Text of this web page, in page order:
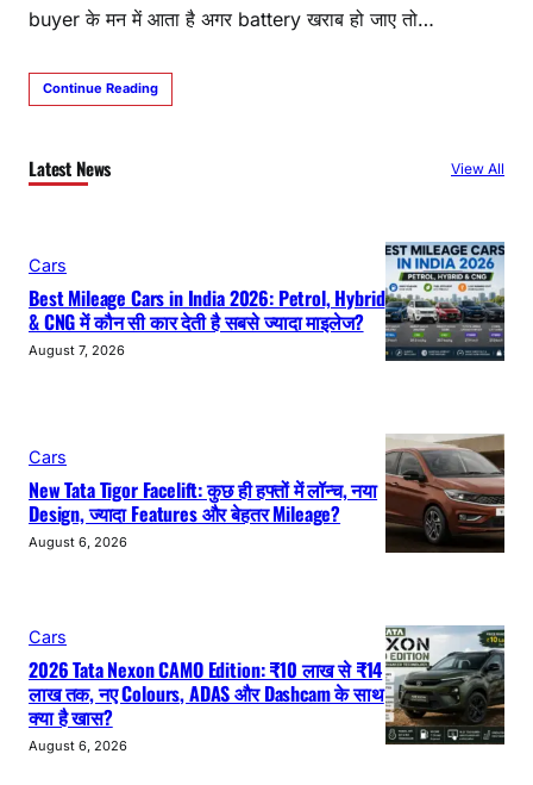
buyer के मन में आता है अगर battery खराब हो जाए तो…
Continue Reading
Latest News View All
Cars
Best Mileage Cars in India 2026: Petrol, Hybrid
& CNG में कौन सी कार देती है सबसे ज्यादा माइलेज?
August 7, 2026
Cars
New Tata Tigor Facelift: कुछ ही हफ्तों में लॉन्च, नया
Design, ज्यादा Features और बेहतर Mileage?
August 6, 2026
Cars
2026 Tata Nexon CAMO Edition: ₹10 लाख से ₹14
लाख तक, नए Colours, ADAS और Dashcam के साथ
क्या है खास?
August 6, 2026